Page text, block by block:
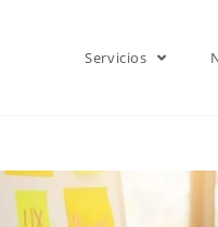
Servicios